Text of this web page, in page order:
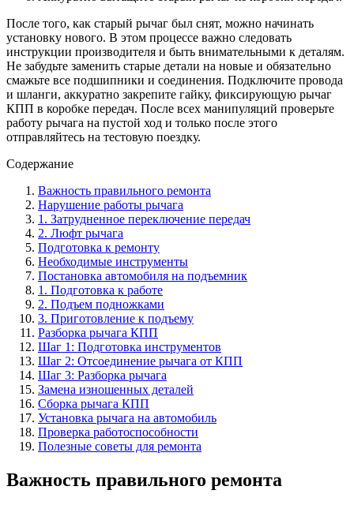
После того, как старый рычаг был снят, можно начинать
установку нового. В этом процессе важно следовать
инструкции производителя и быть внимательными к деталям.
Не забудьте заменить старые детали на новые и обязательно
смажьте все подшипники и соединения. Подключите провода
и шланги, аккуратно закрепите гайку, фиксирующую рычаг
КПП в коробке передач. После всех манипуляций проверьте
работу рычага на пустой ход и только после этого
отправляйтесь на тестовую поездку.
Содержание
Важность правильного ремонта
Нарушение работы рычага
1. Затрудненное переключение передач
2. Люфт рычага
Подготовка к ремонту
Необходимые инструменты
Постановка автомобиля на подъемник
1. Подготовка к работе
2. Подъем подножками
3. Приготовление к подъему
Разборка рычага КПП
Шаг 1: Подготовка инструментов
Шаг 2: Отсоединение рычага от КПП
Шаг 3: Разборка рычага
Замена изношенных деталей
Сборка рычага КПП
Установка рычага на автомобиль
Проверка работоспособности
Полезные советы для ремонта
Важность правильного ремонта